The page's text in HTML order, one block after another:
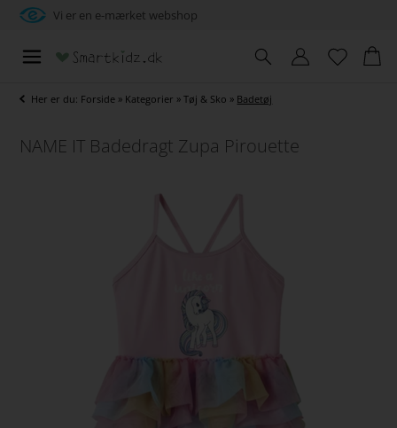
Vi er en e-mærket webshop
Her er du: Forside » Kategorier »Tøj & Sko » Badetøj
NAME IT Badedragt Zupa Pirouette